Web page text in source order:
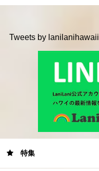
Tweets by lanilanihawaii
特集